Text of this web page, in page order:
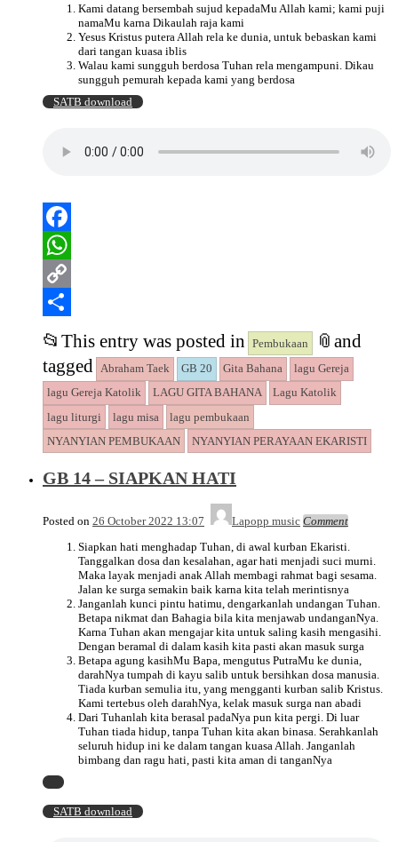
Kami datang bersembah sujud kepadaMu Allah kami; kami puji
namaMu karna Dikaulah raja kami
Yesus Kristus putera Allah rela ke dunia, untuk bebaskan kami
dari tangan kuasa iblis
Walau kami sungguh berdosa Tuhan rela mengampuni. Dikau
sungguh pemurah kepada kami yang berdosa
SATB download
Facebook
WhatsApp
Copy
📂 This entry was posted in Pembukaan 📎 and
tagged
Abraham Taek GB 20 Gita Bahana
lagu Gereja
lagu Gereja Katolik
LAGU GITA BAHANA
Lagu Katolik
lagu liturgi
lagu misa
lagu pembukaan
NYANYIAN PEMBUKAAN
NYANYIAN PERAYAAN EKARISTI
GB 14 – SIAPKAN HATI
Posted on 26 October 2022 13:07 Lapopp music Comment
Siapkan hati menghadap Tuhan, di awal kurban Ekaristi.
Tanggalkan dosa dan kesalahan, agar hati menjadi suci murni.
Maka layak menjadi anak Allah membagi rahmat bagi sesama.
Jalan ke surga semakin baik karna kita telah merintisnya
Janganlah kunci pintu hatimu, dengarkanlah undangan Tuhan.
Betapa nikmat dan Bahagia bila kita menjawab undanganNya.
Karna Tuhan akan mengajar kita untuk saling kasih mengasihi.
Dengan beramal di dalam kasih kita pasti akan masuk surga
Betapa agung kasihMu Bapa, mengutus PutraMu ke dunia,
darahNya tumpah di kayu salib untuk bersihkan dosa manusia.
Tiada kurban semulia itu, yang mengganti kurban salib Kristus.
Kami tertebus oleh darahNya, kelak masuk surga nan abadi
Dari Tuhanlah kita berasal padaNya pun kita pergi. Di luar
Tuhan tiada hidup, tanpa Tuhan kita akan binasa. Serahkanlah
seluruh hidup ini ke dalam tangan kuasa Allah. Janganlah
bimbang dan ragu hati, pasti kita aman di tanganNya
SATB download